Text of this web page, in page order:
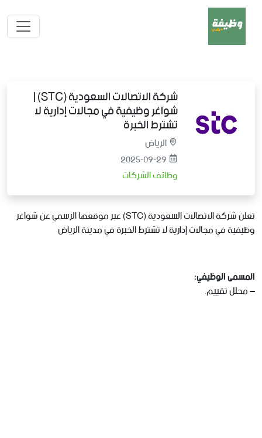
شركة الاتصالات السعودية (STC) |
شواغر وظيفية في مجالات إدارية لا
تشترط الخبرة
الرياض
2025-09-29
وظائف الشركات
تعلن شركة الاتصالات السعودية (STC) عبر موقعها الرسمي عن شواغر
وظيفية في مجالات إدارية لا تشترط الخبرة في مدينة الرياض
المسمى الوظيفي:
– محلل تقييم.